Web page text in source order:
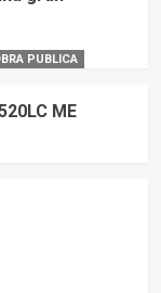
PUBLICA
ME